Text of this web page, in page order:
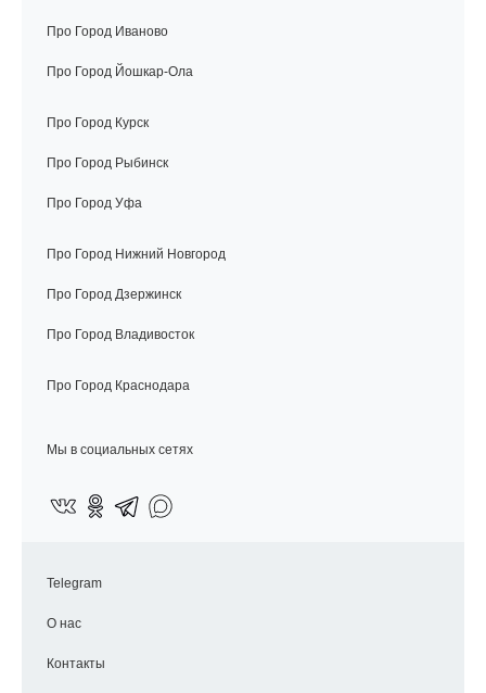
Про Город Иваново
Про Город Йошкар-Ола
Про Город Курск
Про Город Рыбинск
Про Город Уфа
Про Город Нижний Новгород
Про Город Дзержинск
Про Город Владивосток
Про Город Краснодара
Мы в социальных сетях
Telegram
О нас
Контакты